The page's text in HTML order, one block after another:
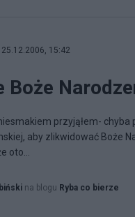
25.12.2006, 15:42
Boże
przyjąłem-
aby zlikwidować Boże
oto...
na blogu Ryba co bierze